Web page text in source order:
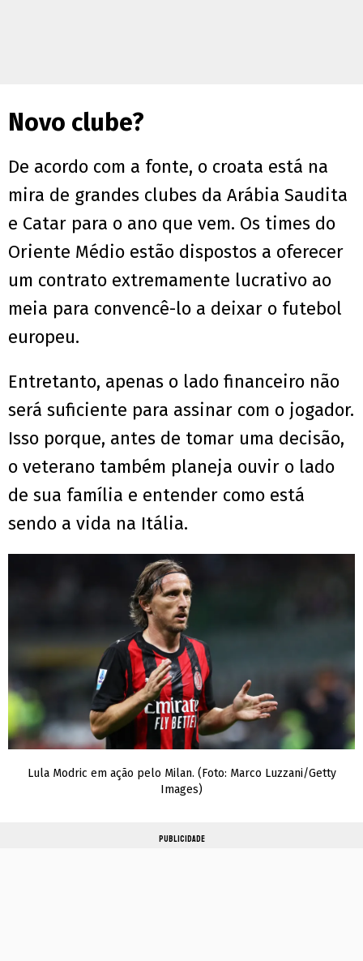
Novo clube?
De acordo com a fonte, o croata está na
mira de grandes clubes da Arábia Saudita
e Catar para o ano que vem. Os times do
Oriente Médio estão dispostos a oferecer
um contrato extremamente lucrativo ao
meia para convencê-lo a deixar o futebol
europeu.
Entretanto, apenas o lado financeiro não
será suficiente para assinar com o jogador.
Isso porque, antes de tomar uma decisão,
o veterano também planeja ouvir o lado
de sua família e entender como está
sendo a vida na Itália.
Lula Modric em ação pelo Milan. (Foto: Marco Luzzani/Getty
Images)
PUBLICIDADE